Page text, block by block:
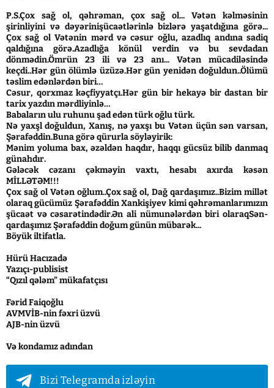
P.S.Çox sağ ol, qəhrəman, çox sağ ol... Vətən kəlməsinin
şirinliyini və dəyərinişücaətlərinlə bizlərə yaşatdığına görə...
Çox sağ ol Vətənin mərd və cəsur oğlu, azadlıq andına sadiq
qaldığına görə.Azadlığa könül verdin və bu sevdadan
dönmədin.Ömrün 23 ili və 23 anı... Vətən mücadiləsində
keçdi..Hər gün ölümlə üzüzə.Hər gün yenidən doğuldun..Ölümü
təslim edənlərdən biri…
Cəsur, qorxmaz kəçfiyyatçı.Hər gün bir hekayə bir dastan bir
tarix yazdın mərdliyinlə…
Babaların ulu ruhunu şad edən türk oğlu türk.
Nə yaxşl doğuldun, Xanış, nə yaxşı bu Vətən üçün sən varsan,
Şərafəddin.Buna görə qürurla söyləyirik:
Mənim yoluma bax, əzəldən haqdır, haqqı gücsüz bilib danmaq
günahdır.
Gələcək cəzanı çəkməyin vaxtı, hesabı axırda kəsən
MİLLƏTƏM!!!
Çox sağ ol Vətən oğlum..Çox sağ ol, Dağ qardaşımız..Bizim millət
olaraq gücümüz Şərafəddin Xankişiyev kimi qəhrəmanlarımızın
şücaət və cəsarətindədir.Ən ali nümunələrdən biri olaraqSən-
qardaşımız Şərafəddin doğum günün mübarək...
Böyük iltifatla.
Hürü Hacızadə
Yazıçı-publisist
“Qızıl qələm” mükafatçısı
Fərid Faiqoğlu
AVMVİB-nin fəxri üzvü
AJB-nin üzvü
Və kondamız adından
Bizi Telegramda izləyin